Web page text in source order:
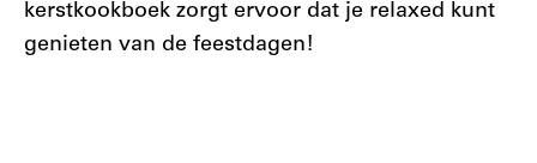
kerstkookboek zorgt ervoor dat je relaxed kunt
genieten van de feestdagen!